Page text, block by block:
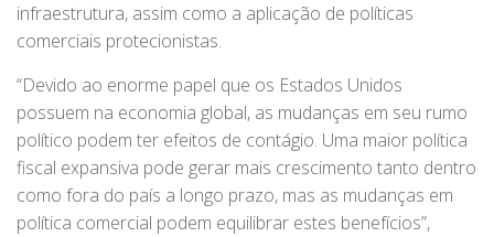
infraestrutura, assim como a aplicação de políticas
comerciais protecionistas.
“Devido ao enorme papel que os Estados Unidos
possuem na economia global, as mudanças em seu rumo
político podem ter efeitos de contágio. Uma maior política
fiscal expansiva pode gerar mais crescimento tanto dentro
como fora do país a longo prazo, mas as mudanças em
política comercial podem equilibrar estes benefícios”,